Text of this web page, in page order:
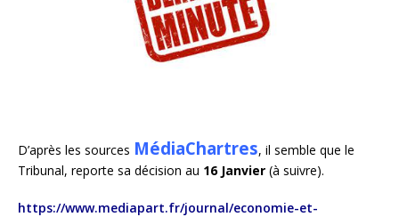
D’après les sources MédiaChartres, il semble que le
Tribunal, reporte sa décision au 16 Janvier (à suivre).
https://www.mediapart.fr/journal/economie-et-